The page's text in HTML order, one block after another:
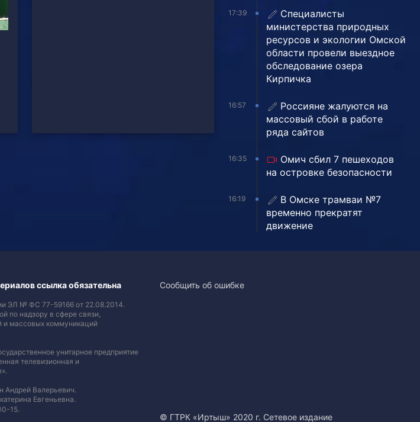
17:39
Специалисты
министерства природных
ресурсов и экологии Омской
области провели выездное
обследование озера
Кирпичка
16:57
Россияне жалуются на
массовый сбой в работе
ряда сайтов
16:35
Омич сбил 7 пешеходов
на островке безопасности
16:19
В Омске трамваи №7
временно прекратят
движение
ссылка обязательна
ЭЛ № ФС 77-59166 от 22.08.2014.
по надзору в сфере связи,
и массовых коммуникаций
унитарное предприятие
телевизионная и
Андрей Валерьевич.
Евгеньевна.
15.
Сообщить об ошибке
© ГТРК «Иртыш» 2020 г. Сетевое издание